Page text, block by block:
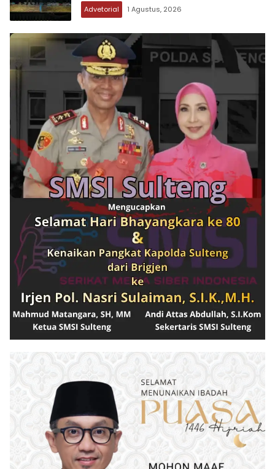
Tanpa Koordinasi
Advetorial 1 Agustus, 2026